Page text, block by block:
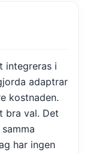
integreras i
adaptrar
kostnaden.
bra val. Det
har ingen